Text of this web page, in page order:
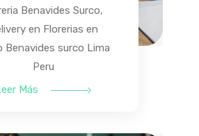
Benavides Surco,
en Florerias en
Benavides surco Lima
Peru
Más